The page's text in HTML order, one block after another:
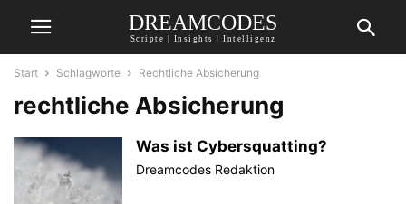
DREAMCODES
Scripte | Insights | Intelligenz
Start Schlagworte Rechtliche Absicherung
rechtliche Absicherung
Was ist Cybersquatting?
Dreamcodes Redaktion